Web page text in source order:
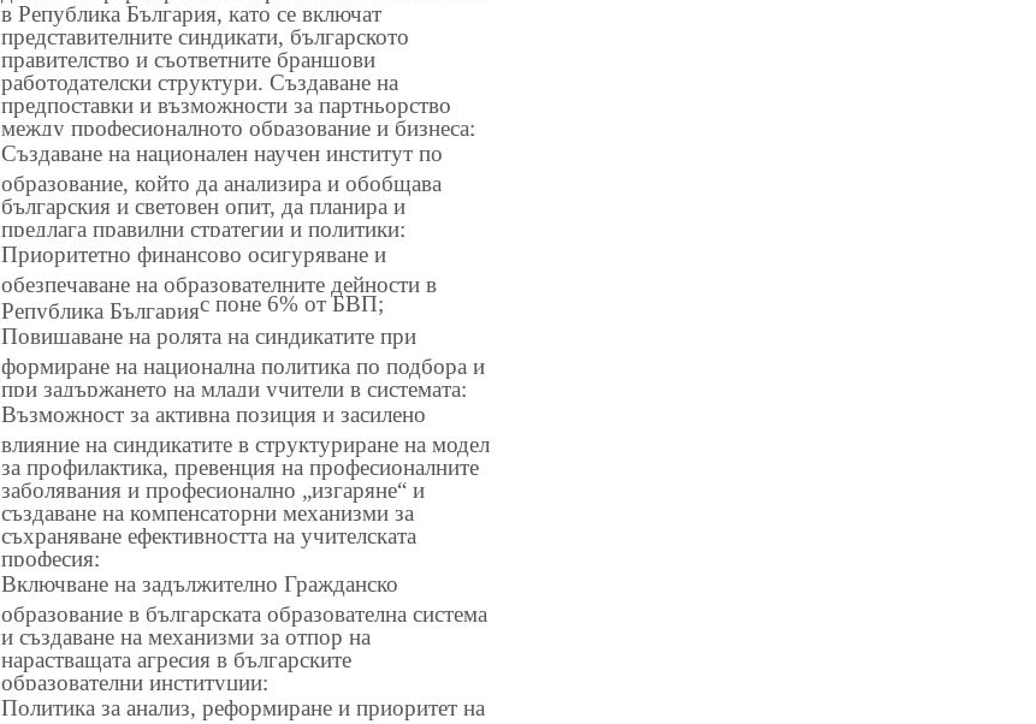
в Република България, като се включат
представителните синдикати, българското
правителство и съответните браншови
работодателски структури. Създаване на
предпоставки и възможности за партньорство
между професионалното образование и бизнеса;
Създаване на национален научен институт по
образование, който да анализира и обобщава
българския и световен опит, да планира и
предлага правилни стратегии и политики;
Приоритетно финансово осигуряване и
обезпечаване на образователните дейности в
Република Българияс поне 6% от БВП;
Повишаване на ролята на синдикатите при
формиране на национална политика по подбора и
при задържането на млади учители в системата;
Възможност за активна позиция и засилено
влияние на синдикатите в структуриране на модел
за профилактика, превенция на професионалните
заболявания и професионално „изгаряне“ и
създаване на компенсаторни механизми за
съхраняване ефективността на учителската
професия;
Включване на задължително Гражданско
образование в българската образователна система
и създаване на механизми за отпор на
нарастващата агресия в българските
образователни институции;
Политика за анализ, реформиране и приоритет на